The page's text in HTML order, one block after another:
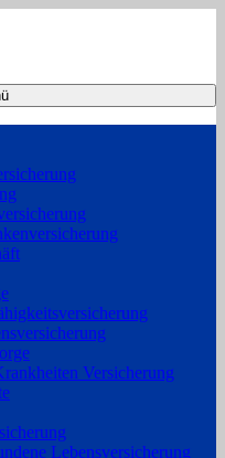
Versicherung
Lebensversicherung